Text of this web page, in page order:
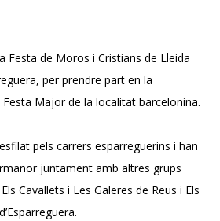
Festa de Moros i Cristians de Lleida
per prendre part en la
Major de la localitat barcelonina.
pels carrers esparreguerins i han
juntament amb altres grups
Cavallets i Les Galeres de Reus i Els